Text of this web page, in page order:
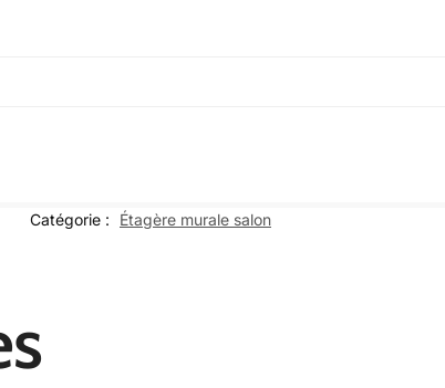
Catégorie : Étagère murale salon